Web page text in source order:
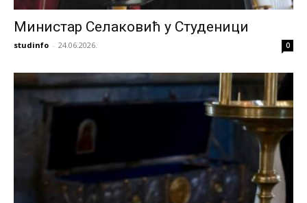
Министар Селаковић у Студеници
studinfo - 24.06.2026. 0